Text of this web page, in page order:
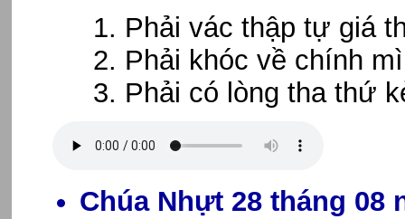
Phải vác thập tự giá
Phải khóc về chính
Phải có lòng tha thứ
Chúa Nhựt 28 tháng 08